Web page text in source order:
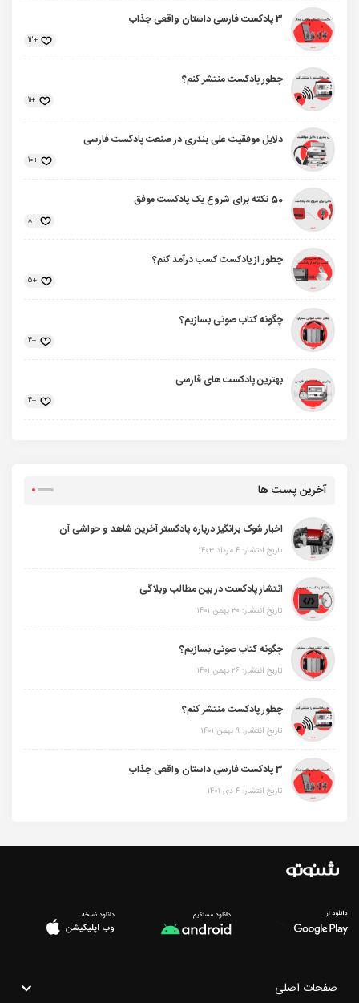
3 پادکست فارسی داستان واقعی جذاب
+12
چطور پادکست منتشر کنم؟
+11
دلایل موفقیت علی بندری در صنعت پادکست فارسی
+10
50 نکته برای شروع یک پادکست موفق
+8
چطور از پادکست کسب درآمد کنم؟
+5
چگونه کتاب صوتی بسازیم؟
+4
بهترین پادکست های فارسی
+4
آخرین پست ها
اخبار شوک برانگیز درباره پادکستر آخرین شاهد و حواشی آن
تاریخ انتشار: ۴ مرداد ۱۴۰۳
انتشار پادکست در بین مطالب وبلاگی
تاریخ انتشار: ۳۰ بهمن ۱۴۰۱
چگونه کتاب صوتی بسازیم؟
تاریخ انتشار: ۲۶ بهمن ۱۴۰۱
چطور پادکست منتشر کنم؟
تاریخ انتشار: ۹ بهمن ۱۴۰۱
3 پادکست فارسی داستان واقعی جذاب
تاریخ انتشار: ۴ دی ۱۴۰۱
صفحات اصلی